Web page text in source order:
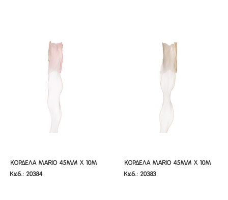
ΚΟΡΔΕΛΑ MARIO 45MM X 10M
ΡΟΖ
ΚΟΡΔΕΛΑ MARIO 45MM X 10M
ΡΟΖ
Κωδ.: 20384
ΚΟΡΔΕΛΑ MARIO 45MM X 10M
ΚΡΕΜ
ΚΟΡΔΕΛΑ MARIO 45MM X 10M
ΚΡΕΜ
Κωδ.: 20383